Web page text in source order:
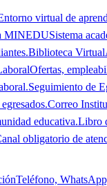
virtual de
MINEDUSistema
Biblioteca Virtual
Ofertas,
Seguimiento de
Correo
educativa.Libro
obligatorio de
Teléfono,